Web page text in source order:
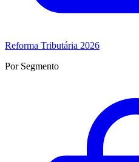
Reforma Tributária 2026
Por Segmento